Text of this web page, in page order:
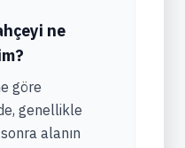
ne
göre
genellikle
alanın